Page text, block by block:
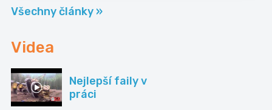
Všechny články »
Videa
Nejlepší faily v
práci